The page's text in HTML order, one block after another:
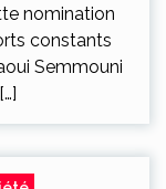
nomination
constants
Semmouni